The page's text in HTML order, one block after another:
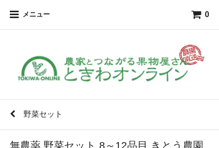
メニュー 0
野菜セット
無農薬 野菜セット 8～12品目 きとう農園